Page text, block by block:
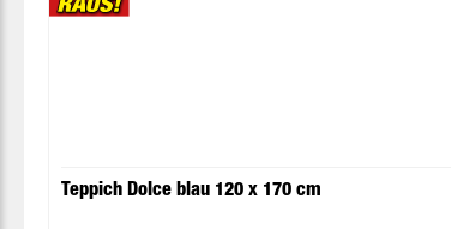
Teppich Dolce blau 120 x 170 cm